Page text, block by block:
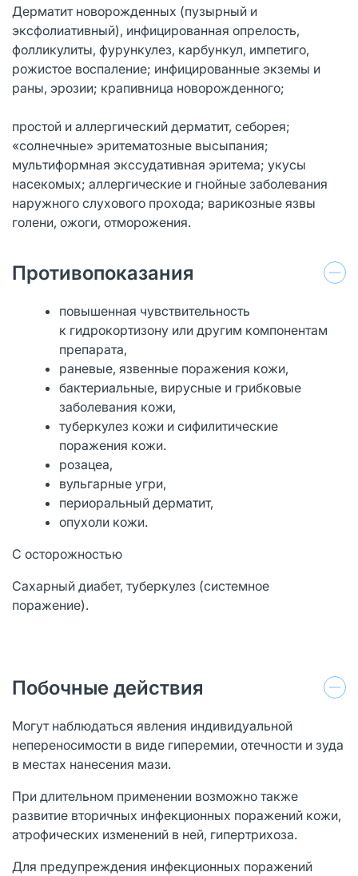
Дерматит новорожденных (пузырный и
эксфолиативный), инфицированная опрелость,
фолликулиты, фурункулез, карбункул, импетиго,
рожистое воспаление; инфицированные экземы и
раны, эрозии; крапивница новорожденного;
простой и аллергический дерматит, себорея;
«солнечные» эритематозные высыпания;
мультиформная экссудативная эритема; укусы
насекомых; аллергические и гнойные заболевания
наружного слухового прохода; варикозные язвы
голени, ожоги, отморожения.
Противопоказания
повышенная чувствительность
к гидрокортизону или другим компонентам
препарата,
раневые, язвенные поражения кожи,
бактериальные, вирусные и грибковые
заболевания кожи,
туберкулез кожи и сифилитические
поражения кожи.
розацеа,
вульгарные угри,
периоральный дерматит,
опухоли кожи.
С осторожностью
Сахарный диабет, туберкулез (системное
поражение).
Побочные действия
Могут наблюдаться явления индивидуальной
непереносимости в виде гиперемии, отечности и зуда
в местах нанесения мази.
При длительном применении возможно также
развитие вторичных инфекционных поражений кожи,
атрофических изменений в ней, гипертрихоза.
Для предупреждения инфекционных поражений